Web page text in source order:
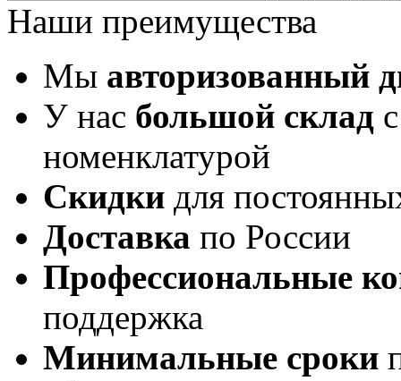
Наши преимущества
Мы авторизованный
У нас большой склад
номенклатурой
Скидки для
Доставка по России
Профессиональные
поддержка
Минимальные сроки